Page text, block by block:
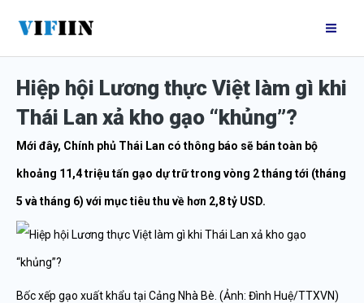
nội
dungHiệp hội Lương thực Việt làm gì khi
Thái Lan xả kho gạo “khủng”?
Mới đây, Chính phủ Thái Lan có thông báo sẽ bán toàn bộ
khoảng 11,4 triệu tấn gạo dự trữ trong vòng 2 tháng tới (tháng
5 và tháng 6) với mục tiêu thu về hơn 2,8 tỷ USD.
Bốc xếp gạo xuất khẩu tại Cảng Nhà Bè. (Ảnh: Đình Huệ/TTXVN)